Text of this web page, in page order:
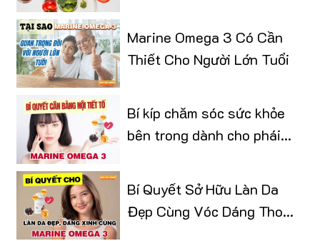
Marine Omega 3 Có Cần
Thiết Cho Người Lớn Tuổi
Bí kíp chăm sóc sức khỏe
bên trong dành cho phái
Bí Quyết Sở Hữu Làn Da
Đẹp Cùng Vóc Dáng Thon